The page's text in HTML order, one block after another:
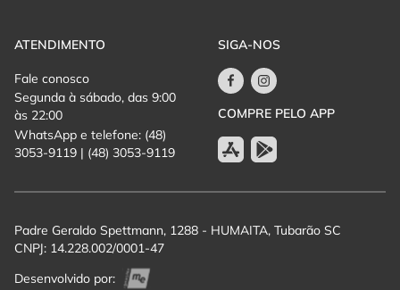
ATENDIMENTO
Fale conosco
Segunda à sábado, das 9:00
às 22:00
WhatsApp e telefone: (48)
3053-9119 | (48) 3053-9119
SIGA-NOS
COMPRE PELO APP
Desenvolvido por:
Padre Geraldo Spettmann, 1288 - HUMAITA, Tubarão SC
CNPJ: 14.228.002/0001-47